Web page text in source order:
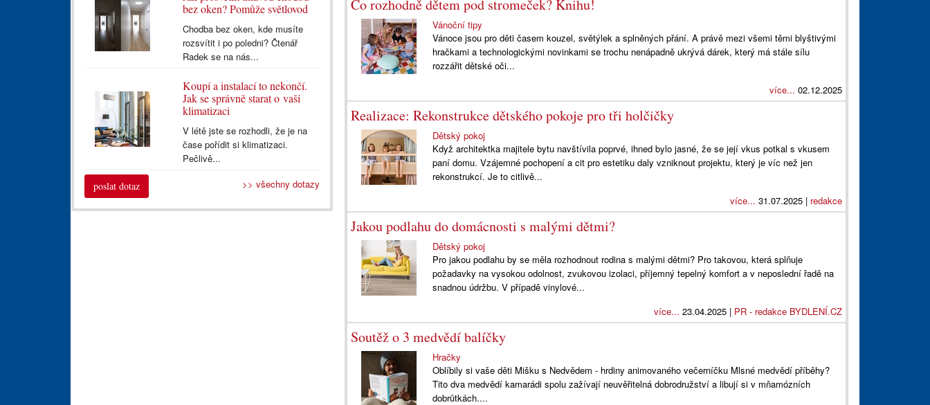
Co rozhodně dětem pod stromeček? Knihu!
Vánoční tipy
Vánoce jsou pro děti časem kouzel, světýlek a splněných přání. A právě mezi všemi těmi blyštivými
hračkami a technologickými novinkami se trochu nenápadně ukrývá dárek, který má stále sílu
rozzářit dětské oči...
více... 02.12.2025
Realizace: Rekonstrukce dětského pokoje pro tři holčičky
Dětský pokoj
Když architektka majitele bytu navštívila poprvé, ihned bylo jasné, že se její vkus potkal s vkusem
paní domu. Vzájemné pochopení a cit pro estetiku daly vzniknout projektu, který je víc než jen
rekonstrukcí. Je to citlivě...
více... 31.07.2025 | redakce
Jakou podlahu do domácnosti s malými dětmi?
Dětský pokoj
Pro jakou podlahu by se měla rozhodnout rodina s malými dětmi? Pro takovou, která splňuje
požadavky na vysokou odolnost, zvukovou izolaci, příjemný tepelný komfort a v neposlední řadě na
snadnou údržbu. V případě vinylové...
více... 23.04.2025 | PR - redakce BYDLENÍ.CZ
Soutěž o 3 medvědí balíčky
Hračky
Oblíbily si vaše děti Mišku s Nedvědem - hrdiny animovaného večerníčku Mlsné medvědí příběhy?
Tito dva medvědí kamarádi spolu zažívají neuvěřitelná dobrodružství a libují si v mňamózních
dobrůtkách....
bez oken? Pomůže světlovod
Chodba bez oken, kde musíte
rozsvítit i po poledni? Čtenář
Radek se na nás...
Koupí a instalací to nekončí.
Jak se správně starat o vaši
klimatizaci
V létě jste se rozhodli, že je na
čase pořídit si klimatizaci.
Pečlivě...
poslat dotaz >> všechny dotazy